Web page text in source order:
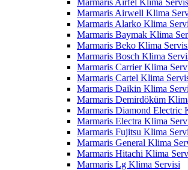
Marmaris Airfel Klima
Marmaris Airwell Klima
Marmaris Alarko Klima
Marmaris Baymak Klima
Marmaris Beko Klima
Marmaris Bosch Klima
Marmaris Carrier Klima
Marmaris Cartel Klima
Marmaris Daikin Klima
Marmaris Demirdöküm
Marmaris Diamond Electric
Marmaris Electra Klima
Marmaris Fujitsu Klima
Marmaris General Klima
Marmaris Hitachi Klima
Marmaris Lg Klima Servisi